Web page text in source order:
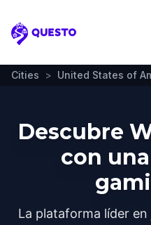
Questo
Cities > United States of
Descubre
con
La plataforma líder